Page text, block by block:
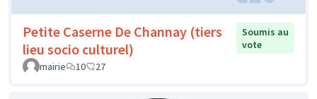
Petite Caserne De Channay (tiers
lieu socio culturel)
Soumis au
vote
mairie
10 27